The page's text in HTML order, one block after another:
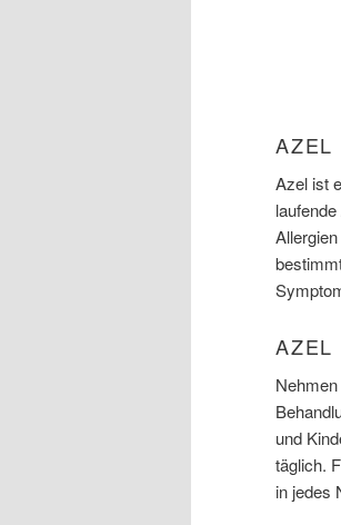
AZEL
Azel ist
AZEL
und
täglich.
in jedes